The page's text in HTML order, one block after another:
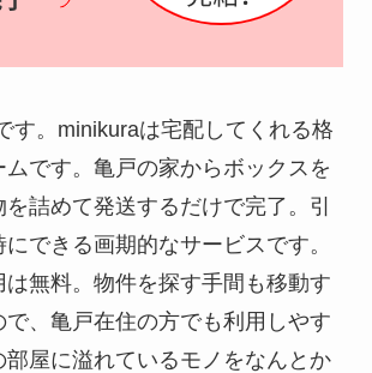
す。minikuraは宅配してくれる格
です。亀戸の家からボックスを
詰めて発送するだけで完了。引
できる画期的なサービスです。
は無料。物件を探す手間も移動す
で、亀戸在住の方でも利用しやす
部屋に溢れているモノをなんとか